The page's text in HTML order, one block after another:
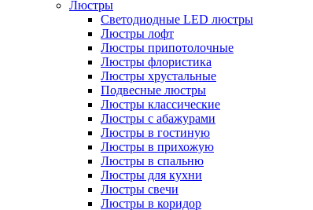
Люстры
Светодиодные LED люстры
Люстры лофт
Люстры припотолочные
Люстры флористика
Люстры хрустальные
Подвесные люстры
Люстры классические
Люстры с абажурами
Люстры в гостиную
Люстры в прихожую
Люстры в спальню
Люстры для кухни
Люстры свечи
Люстры в коридор